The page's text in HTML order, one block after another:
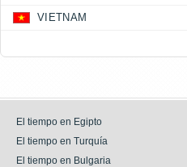
VIETNAM
El tiempo en Egipto
El tiempo en Turquía
El tiempo en Bulgaria